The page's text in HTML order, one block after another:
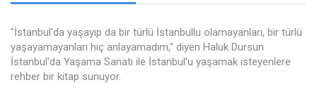
"İstanbul'da yaşayıp da bir türlü İstanbullu olamayanları, bir türlü
yaşayamayanları hiç anlayamadım," diyen Haluk Dursun
İstanbul'da Yaşama Sanatı ile İstanbul'u yaşamak isteyenlere
rehber bir kitap sunuyor.